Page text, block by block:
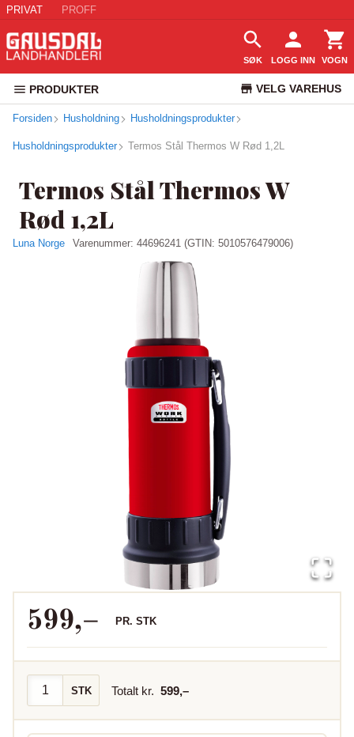
PRIVAT PROFF
SØK LOGG INN VOGN
PRODUKTER VELG VAREHUS
Forsiden Husholdning Husholdningsprodukter
Husholdningsprodukter Termos Stål Thermos W Rød 1,2L
Termos Stål Thermos W
Rød 1,2L
Luna Norge Varenummer: 44696241 (GTIN: 5010576479006)
599,– PR. STK
STK Totalt kr. 599,–